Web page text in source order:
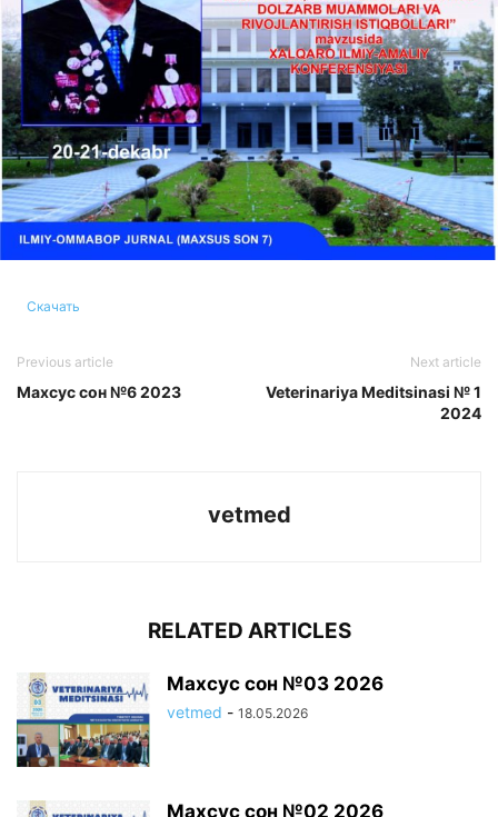
Скачать
Previous article
Mахсус сон №6 2023
Next article
Veterinariya Meditsinasi № 1
2024
vetmed
RELATED ARTICLES
Махсус сон №03 2026
vetmed - 18.05.2026
Махсус сон №02 2026